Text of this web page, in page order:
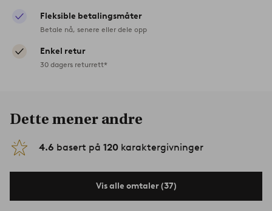
Fleksible betalingsmåter
Betale nå, senere eller dele opp
Enkel retur
30 dagers returrett*
Dette mener andre
4.6 basert på 120 karaktergivninger
Vis alle omtaler (37)